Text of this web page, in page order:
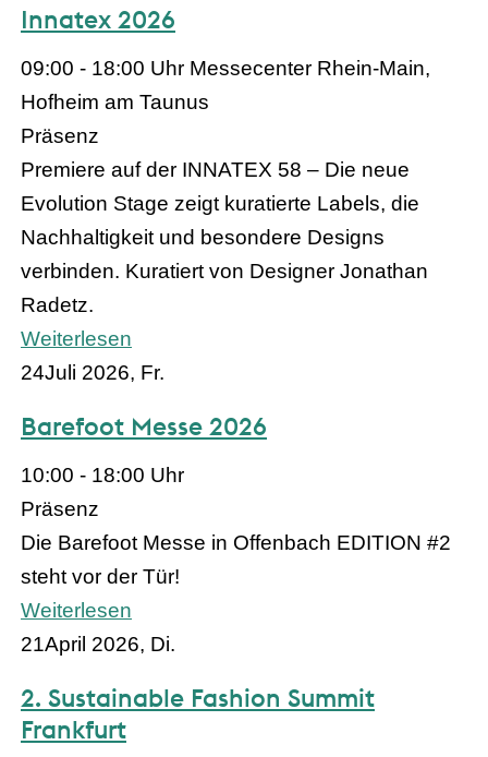
Innatex 2026
09:00 - 18:00 Uhr Messecenter Rhein-Main,
Hofheim am Taunus
Präsenz
Premiere auf der INNATEX 58 – Die neue
Evolution Stage zeigt kuratierte Labels, die
Nachhaltigkeit und besondere Designs
verbinden. Kuratiert von Designer Jonathan
Radetz.
Weiterlesen
24Juli 2026, Fr.
Barefoot Messe 2026
10:00 - 18:00 Uhr
Präsenz
Die Barefoot Messe in Offenbach EDITION #2
steht vor der Tür!
Weiterlesen
21April 2026, Di.
2. Sustainable Fashion Summit
Frankfurt